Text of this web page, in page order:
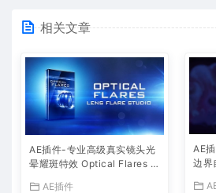
相关文章
AE插件-专业高级真实镜头光
晕耀斑特效 Optical Flares v
AE插件
AE
边界